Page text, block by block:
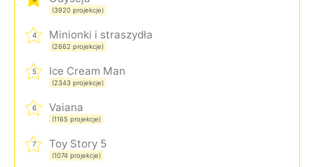
(3920 projekcje)
4 Minionki i straszydła
(2662 projekcje)
5 Ice Cream Man
(2343 projekcje)
6 Vaiana
(1165 projekcje)
7 Toy Story 5
(1074 projekcje)